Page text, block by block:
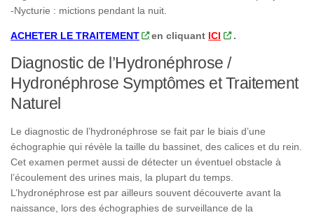
-Nycturie : mictions pendant la nuit.
ACHETER LE TRAITEMENT en cliquant ICI .
Diagnostic de l’Hydronéphrose /
Hydronéphrose Symptômes et Traitement
Naturel
Le diagnostic de l’hydronéphrose se fait par le biais d’une
échographie qui révèle la taille du bassinet, des calices et du rein.
Cet examen permet aussi de détecter un éventuel obstacle à
l’écoulement des urines mais, la plupart du temps.
L’hydronéphrose est par ailleurs souvent découverte avant la
naissance, lors des échographies de surveillance de la